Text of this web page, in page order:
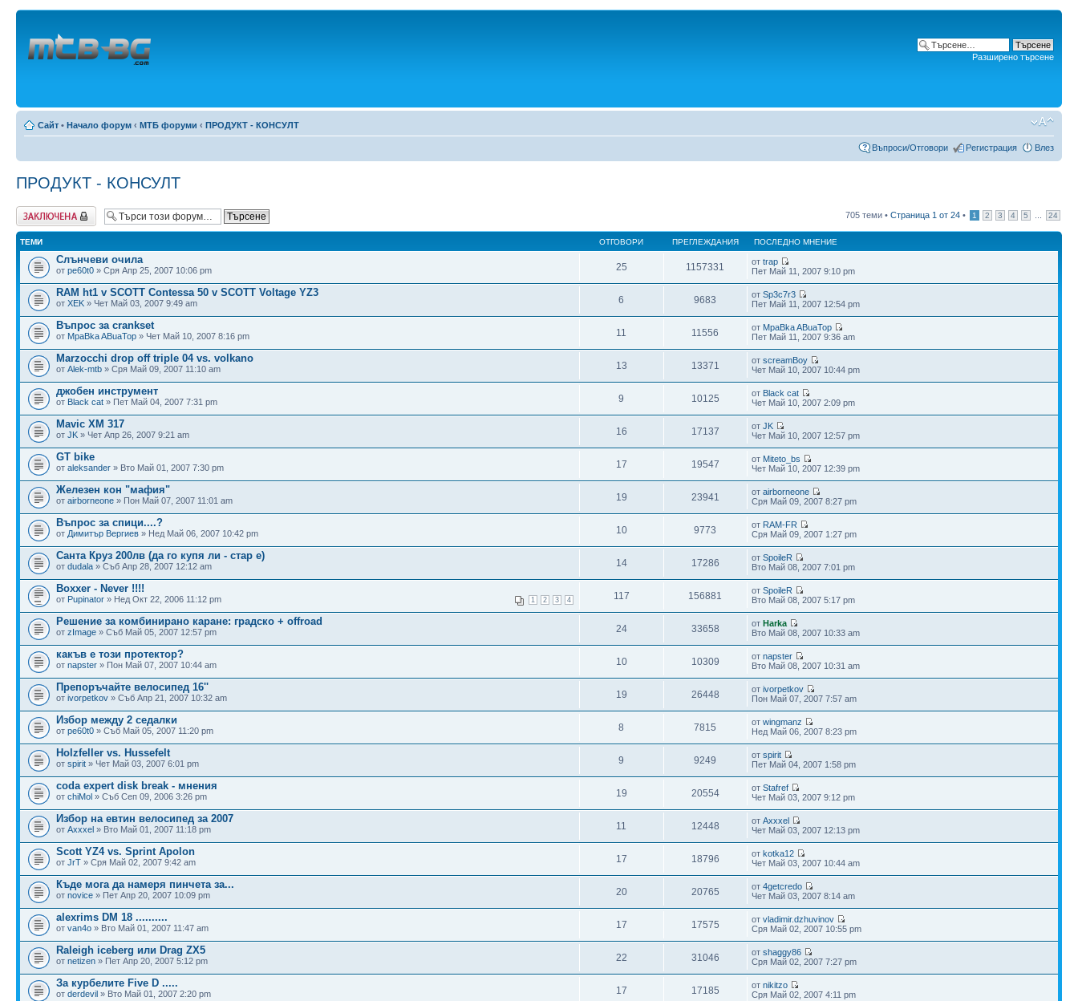
Разширено търсене
Сайт • Начало форум ‹ МТБ форуми ‹ ПРОДУКТ - КОНСУЛТ
Въпроси/Отговори Регистрация Влез
ПРОДУКТ - КОНСУЛТ
Заключен форум 705 теми • Страница 1 от 24 • 1 2 3 4 5 24
ТЕМИ ОТГОВОРИ ПРЕГЛЕЖДАНИЯ ПОСЛЕДНО МНЕНИЕ
Слънчеви очила
от pe60t0 » Сря Апр 25, 2007 10:06 pm 25 1157331 отtrap
Пет Май 11, 2007 9:10 pm
RAM ht1 v SCOTT Contessa 50 v SCOTT Voltage YZ3
от XEK » Чет Май 03, 2007 9:49 am 6 9683 отSp3c7r3
Пет Май 11, 2007 12:54 pm
Въпрос за crankset
от MpaBka ABuaTop » Чет Май 10, 2007 8:16 pm 11 11556 от MpaBka ABuaTop
Пет Май 11, 2007 9:36 am
Marzocchi drop off triple 04 vs. volkano
от Alek-mtb » Сря Май 09, 2007 11:10 am 13 13371 отscreamBoy
Чет Май 10, 2007 10:44 pm
джобен инструмент
от Black cat » Пет Май 04, 2007 7:31 pm 9 10125 от Black cat
Чет Май 10, 2007 2:09 pm
Mavic XM 317
от JK » Чет Апр 26, 2007 9:21 am 16 17137 отJK
Чет Май 10, 2007 12:57 pm
GT bike
от aleksander » Вто Май 01, 2007 7:30 pm 17 19547 от Miteto_bs
Чет Май 10, 2007 12:39 pm
Железен кон "мафия"
от airborneone » Пон Май 07, 2007 11:01 am 19 23941 отairborneone
Сря Май 09, 2007 8:27 pm
Въпрос за спици....?
от Димитър Вергиев » Нед Май 06, 2007 10:42 pm 10 9773 от RAM-FR
Сря Май 09, 2007 1:27 pm
Санта Круз 200лв (да го купя ли - стар е)
от dudala » Съб Апр 28, 2007 12:12 am 14 17286 отSpoileR
Вто Май 08, 2007 7:01 pm
Boxxer - Never !!!!
1 2 3 4
от Pupinator » Нед Окт 22, 2006 11:12 pm 117 156881 отSpoileR
Вто Май 08, 2007 5:17 pm
Решение за комбинирано каране: градско + offroad
от zImage » Съб Май 05, 2007 12:57 pm 24 33658 отHarka
Вто Май 08, 2007 10:33 am
какъв е този протектор?
от napster » Пон Май 07, 2007 10:44 am 10 10309 отnapster
Вто Май 08, 2007 10:31 am
Препоръчайте велосипед 16''
от ivorpetkov » Съб Апр 21, 2007 10:32 am 19 26448 отivorpetkov
Пон Май 07, 2007 7:57 am
Избор между 2 седалки
от pe60t0 » Съб Май 05, 2007 11:20 pm 8 7815 отwingmanz
Нед Май 06, 2007 8:23 pm
Holzfeller vs. Hussefelt
от spirit » Чет Май 03, 2007 6:01 pm 9 9249 отspirit
Пет Май 04, 2007 1:58 pm
coda expert disk break - мнения
от chiMol » Съб Сеп 09, 2006 3:26 pm 19 20554 отStafref
Чет Май 03, 2007 9:12 pm
Избор на евтин велосипед за 2007
от Axxxel » Вто Май 01, 2007 11:18 pm 11 12448 отAxxxel
Чет Май 03, 2007 12:13 pm
Scott YZ4 vs. Sprint Apolon
от JrT » Сря Май 02, 2007 9:42 am 17 18796 отkotka12
Чет Май 03, 2007 10:44 am
Къде мога да намеря пинчета за...
от novice » Пет Апр 20, 2007 10:09 pm 20 20765 от4getcredo
Чет Май 03, 2007 8:14 am
alexrims DM 18 ..........
от van4o » Вто Май 01, 2007 11:47 am 17 17575 отvladimir.dzhuvinov
Сря Май 02, 2007 10:55 pm
Raleigh iceberg или Drag ZX5
от netizen » Пет Апр 20, 2007 5:12 pm 22 31046 отshaggy86
Сря Май 02, 2007 7:27 pm
За курбелите Five D .....
от derdevil » Вто Май 01, 2007 2:20 pm 17 17185 отnikitzo
Сря Май 02, 2007 4:11 pm